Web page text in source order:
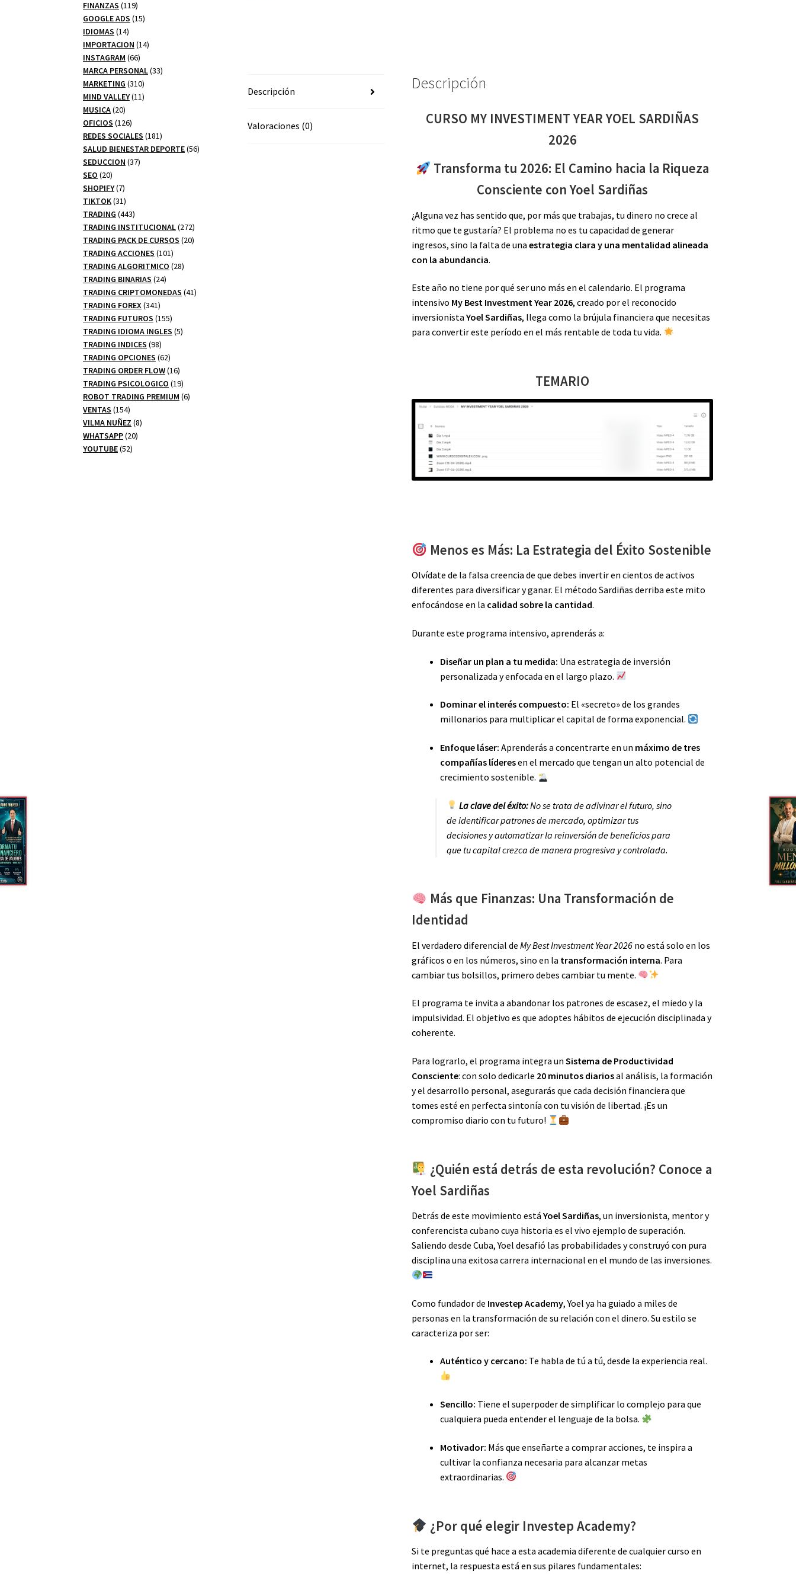
Descripción
Valoraciones (0)
Descripción
CURSO MY INVESTIMENT YEAR YOEL SARDIÑAS
2026
Transforma tu 2026: El Camino hacia la Riqueza
Consciente con Yoel Sardiñas
¿Alguna vez has sentido que, por más que trabajas, tu dinero no crece al
ritmo que te gustaría? El problema no es tu capacidad de generar
ingresos, sino la falta de unaestrategia clara y una mentalidad alineada
con la abundancia.
Este año no tiene por qué ser uno más en el calendario. El programa
intensivo My Best Investment Year 2026, creado por el reconocido
inversionistaYoel Sardiñas, llega como la brújula financiera que necesitas
para convertir este período en el más rentable de toda tu vida.
TEMARIO
Menos es Más: La Estrategia del Éxito Sostenible
Olvídate de la falsa creencia de que debes invertir en cientos de activos
diferentes para diversificar y ganar. El método Sardiñas derriba este mito
enfocándose en la calidad sobre la cantidad.
Durante este programa intensivo, aprenderás a:
Diseñar un plan a tu medida: Una estrategia de inversión
personalizada y enfocada en el largo plazo.
Dominar el interés compuesto: El «secreto» de los grandes
millonarios para multiplicar el capital de forma exponencial.
Enfoque láser: Aprenderás a concentrarte en un máximo de tres
compañías líderesen el mercado que tengan un alto potencial de
crecimiento sostenible.
La clave del éxito:No se trata de adivinar el futuro, sino
de identificar patrones de mercado, optimizar tus
decisiones y automatizar la reinversión de beneficios para
que tu capital crezca de manera progresiva y controlada.
Más que Finanzas: Una Transformación de
Identidad
El verdadero diferencial deMy Best Investment Year 2026 no está solo en los
gráficos o en los números, sino en la transformación interna. Para
cambiar tus bolsillos, primero debes cambiar tu mente.
El programa te invita a abandonar los patrones de escasez, el miedo y la
impulsividad. El objetivo es que adoptes hábitos de ejecución disciplinada y
coherente.
Para lograrlo, el programa integra unSistema de Productividad
Consciente: con solo dedicarle 20 minutos diariosal análisis, la formación
y el desarrollo personal, asegurarás que cada decisión financiera que
tomes esté en perfecta sintonía con tu visión de libertad. ¡Es un
compromiso diario con tu futuro!
¿Quién está detrás de esta revolución? Conoce a
Yoel Sardiñas
Detrás de este movimiento estáYoel Sardiñas, un inversionista, mentor y
conferencista cubano cuya historia es el vivo ejemplo de superación.
Saliendo desde Cuba, Yoel desafió las probabilidades y construyó con pura
disciplina una exitosa carrera internacional en el mundo de las inversiones.
Como fundador de Investep Academy, Yoel ya ha guiado a miles de
personas en la transformación de su relación con el dinero. Su estilo se
caracteriza por ser:
Auténtico y cercano: Te habla de tú a tú, desde la experiencia real.
Sencillo: Tiene el superpoder de simplificar lo complejo para que
cualquiera pueda entender el lenguaje de la bolsa.
Motivador: Más que enseñarte a comprar acciones, te inspira a
cultivar la confianza necesaria para alcanzar metas
extraordinarias.
¿Por qué elegir Investep Academy?
Si te preguntas qué hace a esta academia diferente de cualquier curso en
internet, la respuesta está en sus pilares fundamentales:
productos
FINANZAS 119119
productos
GOOGLE ADS 1515
IDIOMAS 1414
productos
IMPORTACION 1414
INSTAGRAM 6666
productos
MARCA PERSONAL 3333
MARKETING 310310
productos
MIND VALLEY 1111
MUSICA 2020
productos
OFICIOS 126126
productos
REDES SOCIALES 181181
productos
SALUD BIENESTAR DEPORTE 5656
SEDUCCION 3737
SEO 2020
productos
SHOPIFY 77
productos
TIKTOK 3131
productos
TRADING 443443
productos
TRADING INSTITUCIONAL 272272
productos
TRADING PACK DE CURSOS 2020
TRADING ACCIONES 101101
productos
TRADING ALGORITMICO 2828
TRADING BINARIAS 2424
productos
TRADING CRIPTOMONEDAS 4141
TRADING FOREX 341341
productos
TRADING FUTUROS 155155
productos
TRADING IDIOMA INGLES 55
TRADING INDICES 9898
productos
TRADING OPCIONES 6262
productos
TRADING ORDER FLOW 1616
productos
TRADING PSICOLOGICO 1919
productos
ROBOT TRADING PREMIUM 66
VENTAS 154154
productos
VILMA NUÑEZ 88
WHATSAPP 2020
YOUTUBE 5252